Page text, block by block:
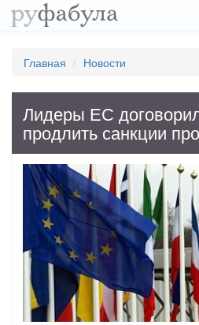
Главная Новости
Лидеры ЕС
продлить санкции